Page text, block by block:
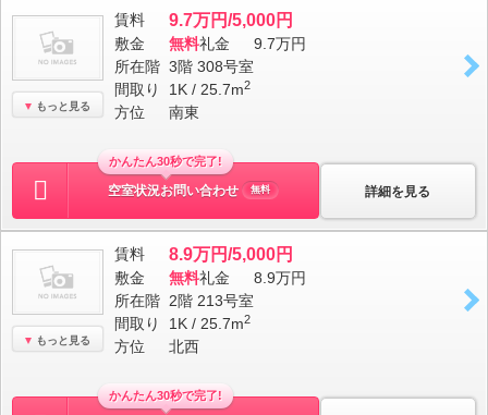
もっと見る
賃料 9.7万円/5,000円
敷金 無料礼金
9.7万円
所在階 3階 308号室
間取り
1K / 25.7m2
方位 南東
詳細を見る
かんたん30秒で完了!
空室状況お問い合わせ 無料
もっと見る
賃料 8.9万円/5,000円
敷金 無料礼金
8.9万円
所在階 2階 213号室
間取り
1K / 25.7m2
方位 北西
かんたん30秒で完了!